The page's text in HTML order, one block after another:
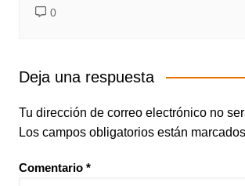
0
Deja una respuesta
Tu dirección de correo electrónico no
Los campos obligatorios están
Comentario *